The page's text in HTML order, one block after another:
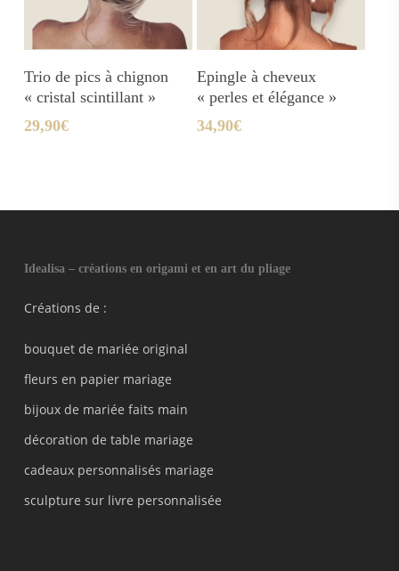
Ajouter Au Panier
Trio de pics à chignon
« cristal scintillant »
29,90€
Ajouter Au Panier
Epingle à cheveux
« perles et élégance »
34,90€
Idealisa – créations en origami et en art du pliage
Créations de :
bouquet de mariée original
fleurs en papier mariage
bijoux de mariée faits main
décoration de table mariage
cadeaux personnalisés mariage
sculpture sur livre personnalisée